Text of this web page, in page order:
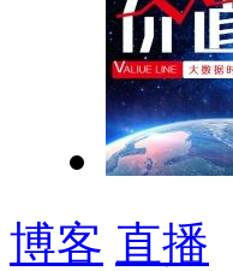
博客 直播